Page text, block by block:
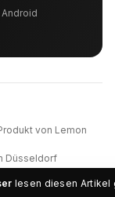
lesen diesen Artikel
von Lemon
Düsseldorf